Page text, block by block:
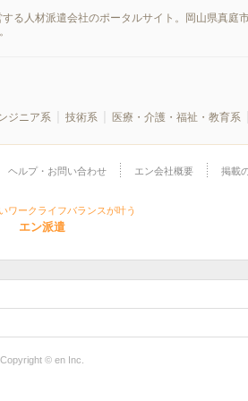
る人材派遣会社のポータルサイト。岡山県真庭
ジニア系 技術系 医療・介護・福祉・教育系
ヘルプ・お問い合わせ エン会社概要 掲載
ワークライフバランスが叶う
エン派遣
Copyright © en Inc.